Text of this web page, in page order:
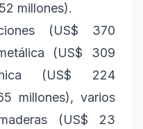
millones).
(US$ 370
(US$ 309
(US$ 224
millones), varios
(US$ 23